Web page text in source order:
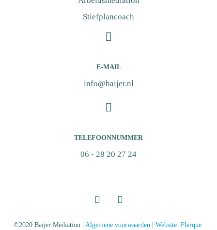
Stiefplancoach
E-MAIL
info@baijer.nl
TELEFOONNUMMER
06 - 28 20 27 24
©2020 Baijer Mediation | Algemene voorwaarden Website: Flerque.